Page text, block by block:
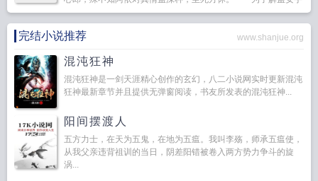
阳结识了神秘居士丁行知刘嫣儿…...
完结小说推荐 www.shanjue.org
混沌狂神
混沌狂神是一剑天涯精心创作的玄幻，八二小说网实时更新混沌
狂神最新章节并且提供无弹窗阅读，书友所发表的混沌狂神...
阳间摆渡人
五方力士，在天为五鬼，在地为五瘟。我叫李殇，师承五瘟使，
从我父亲违背祖训的当日，阴差阳错被卷入两方势力争斗的旋
涡...